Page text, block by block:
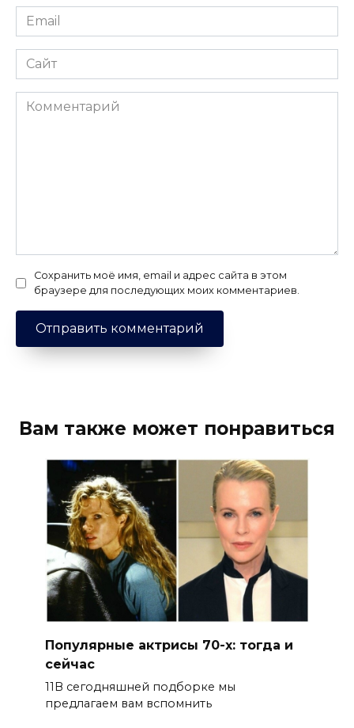
Email
*
Сайт
Комментарий
Сохранить моё имя, email и адрес сайта в этом
браузере для последующих моих комментариев.
Вам также может понравиться
Популярные актрисы 70-х: тогда и
сейчас
11В сегодняшней подборке мы
предлагаем вам вспомнить